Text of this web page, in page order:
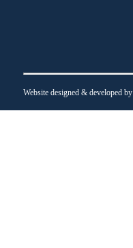
Website designed & developed by